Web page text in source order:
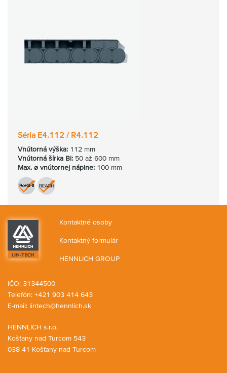
Séria E4.112 / R4.112
Vnútorná výška: 112 mm
Vnútorná šírka Bi: 50 až 600 mm
Max. ø vnútornej náplne: 100 mm
Kontaktné osoby
Kontaktný formulár
HENNLICH GROUP
HENNLICH s.r.o.
Košťany nad Turcom 543
038 41 Košťany nad Turcom
IČO: 31344500
Telefón: +421 903 414 643
E-mail: lintech@hennlich.sk